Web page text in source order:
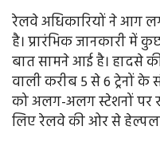
रेलवे अधिकारियों ने आग
है। प्रारंभिक जानकारी में
बात सामने आई है। हादसे
वाली करीब 5 से 6 ट्रेनों
को अलग-अलग स्टेशनों पर
लिए रेलवे की ओर से